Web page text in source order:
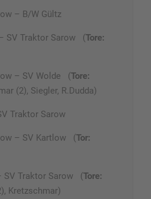
– B/W Gültz
SV Traktor Sarow (Tore:
– SV Wolde (Tore:
(2), Siegler, R.Dudda)
Traktor Sarow
– SV Kartlow (Tor:
SV Traktor Sarow (Tore:
Kretzschmar)